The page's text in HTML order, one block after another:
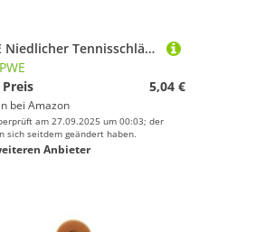
PEPWE Niedlicher Tennisschläger-Dämpfer aus Silikon, niedliche Form, Dämpfer für Schläger, Tennisplatz-Ausrüstung
5,04 €
bei Amazon
am 27.09.2025 um 00:03; der
sich seitdem geändert haben.
Anbieter